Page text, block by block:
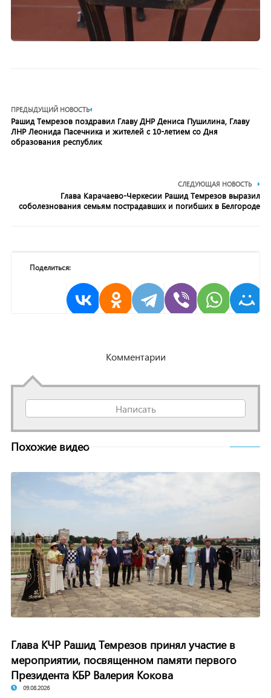
ПРЕДЫДУЩИЙ НОВОСТЬ
Рашид Темрезов поздравил Главу ДНР Дениса Пушилина, Главу
ЛНР Леонида Пасечника и жителей с 10-летием со Дня
образования республик
СЛЕДУЮЩАЯ НОВОСТЬ
Глава Карачаево-Черкесии Рашид Темрезов выразил
соболезнования семьям пострадавших и погибших в Белгороде
Поделиться:
Комментарии
Написать
Похожие видео
Глава КЧР Рашид Темрезов принял участие в
мероприятии, посвященном памяти первого
Президента КБР Валерия Кокова
09.08.2026